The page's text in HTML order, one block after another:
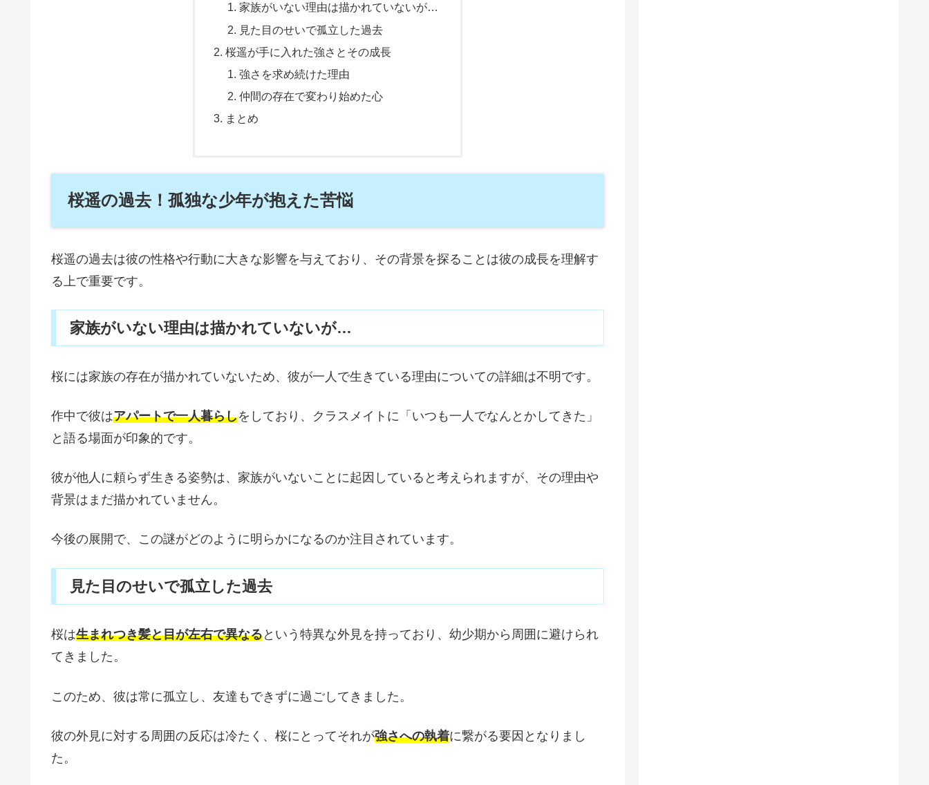
家族がいない理由は描かれていないが…
見た目のせいで孤立した過去
桜遥が手に入れた強さとその成長
強さを求め続けた理由
仲間の存在で変わり始めた心
まとめ
桜遥の過去！孤独な少年が抱えた苦悩
桜遥の過去は彼の性格や行動に大きな影響を与えており、その背景を探ることは彼の成長を理解す
る上で重要です。
家族がいない理由は描かれていないが…
桜には家族の存在が描かれていないため、彼が一人で生きている理由についての詳細は不明です。
作中で彼はアパートで一人暮らしをしており、クラスメイトに「いつも一人でなんとかしてきた」
と語る場面が印象的です。
彼が他人に頼らず生きる姿勢は、家族がいないことに起因していると考えられますが、その理由や
背景はまだ描かれていません。
今後の展開で、この謎がどのように明らかになるのか注目されています。
見た目のせいで孤立した過去
桜は生まれつき髪と目が左右で異なるという特異な外見を持っており、幼少期から周囲に避けられ
てきました。
このため、彼は常に孤立し、友達もできずに過ごしてきました。
彼の外見に対する周囲の反応は冷たく、桜にとってそれが強さへの執着に繋がる要因となりまし
た。